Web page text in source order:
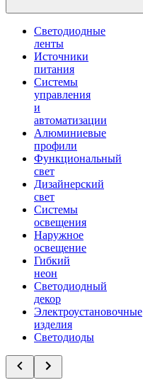
Светодиодные
ленты
Источники
питания
Системы
управления
и
автоматизации
Алюминиевые
профили
Функциональный
свет
Дизайнерский
свет
Системы
освещения
Наружное
освещение
Гибкий
неон
Светодиодный
декор
Электроустановочные
изделия
Светодиоды